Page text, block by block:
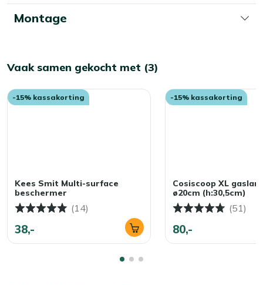
Montage
Vaak samen gekocht met (3)
-15% kassakorting
Kees Smit Multi-surface
beschermer
(14)
38,-
-15% kassakorting
Cosiscoop XL
ø20cm (h:30,5cm)
(51)
80,-